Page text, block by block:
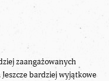
zaangażowanych
bardziej wyjątkowe